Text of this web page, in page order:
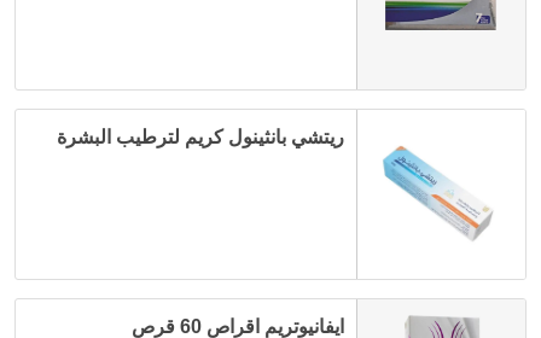
ريتشي بانثينول كريم لترطيب البشرة
ايفانيوتريم اقراص 60 قرص